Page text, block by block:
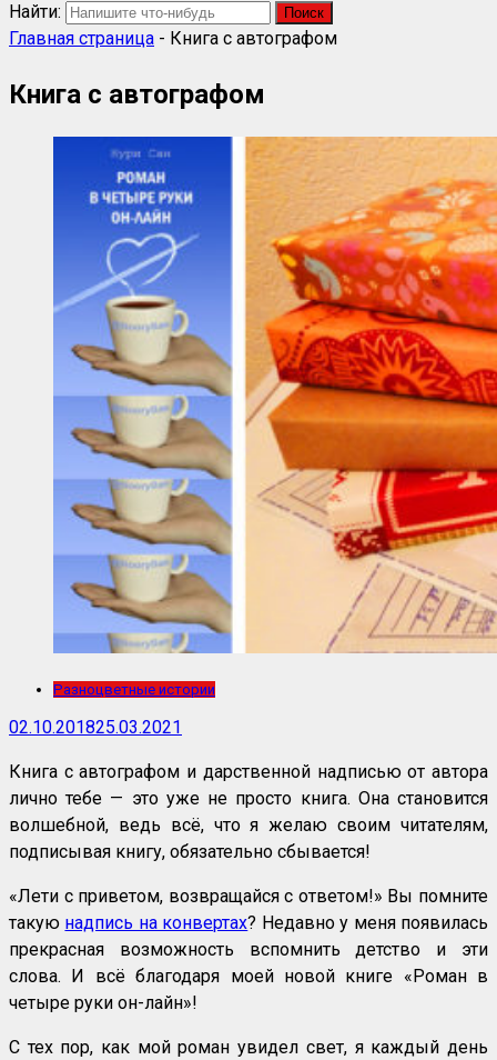
Найти:
Главная страница - Книга с автографом
Книга с автографом
Разноцветные истории
02.10.201825.03.2021
Книга с автографом и дарственной надписью от автора
лично тебе — это уже не просто книга. Она становится
волшебной, ведь всё, что я желаю своим читателям,
подписывая книгу, обязательно сбывается!
«Лети с приветом, возвращайся с ответом!» Вы помните
такую надпись на конвертах? Недавно у меня появилась
прекрасная возможность вспомнить детство и эти
слова. И всё благодаря моей новой книге «Роман в
четыре руки он-лайн»!
С тех пор, как мой роман увидел свет, я каждый день